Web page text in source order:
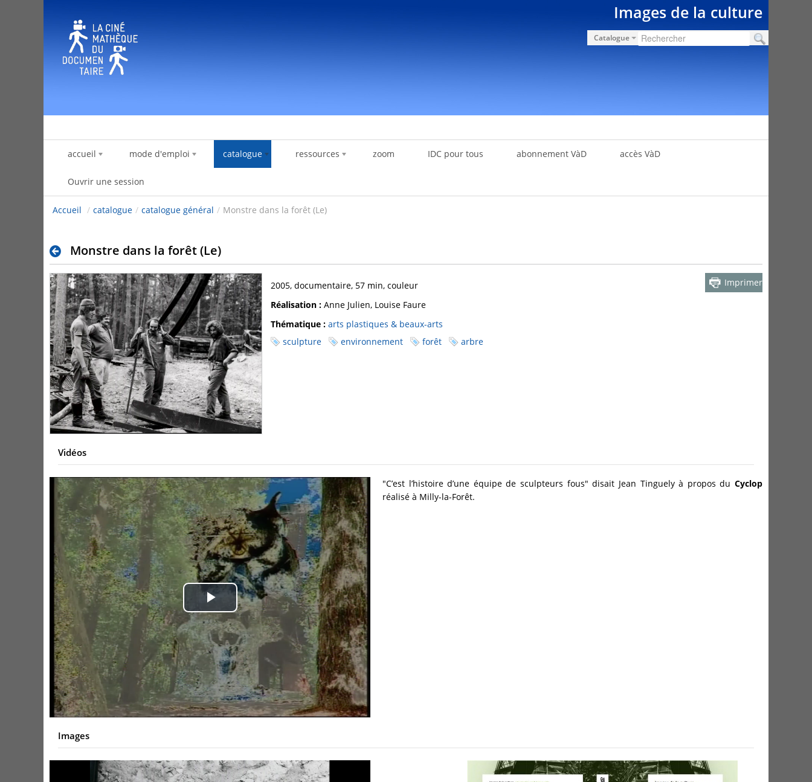
Images de la culture
Catalogue
accueil mode d'emploi catalogue ressources zoom IDC pour tous abonnement VàD accès VàD
Ouvrir une session
Accueil / catalogue / catalogue général / Monstre dans la forêt (Le)
Monstre dans la forêt (Le)
Imprimer
2005, documentaire, 57 min, couleur
Réalisation : Anne Julien, Louise Faure
Thématique : arts plastiques & beaux-arts
sculpture
environnement forêt arbre
Vidéos
Play
Video
"C’est l’histoire d’une équipe de sculpteurs fous" disait Jean Tinguely à propos du Cyclop
réalisé à Milly-la-Forêt.
Images